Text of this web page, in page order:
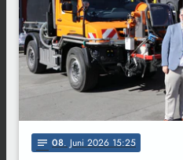
notes 08. Juni 2026 15:25